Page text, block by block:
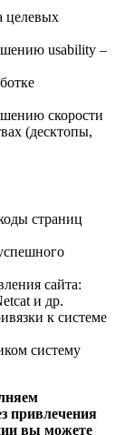
целевых
usability –
скорости
(десктопы,
страниц
сайта:
и др.
к системе
систему
привлечения
вы можете